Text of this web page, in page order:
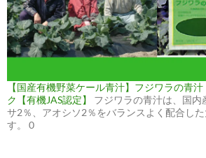
【国産有機野菜ケール青汁】フジワラの青
ク【有機JAS認定】
フジワラの青汁は、国
サ2％、アオシソ2％をバランスよく配合し
す。 0